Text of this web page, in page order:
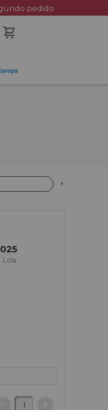
pedido
Lola